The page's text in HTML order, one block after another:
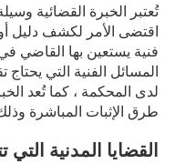
تُعتبر الخبرة القضائية
اقتضى الأمر لكشف دليل أو
فنية يستعين بها القاضي
المسائل الفنية التي يحتاج
لدى المحكمة ، كما تُعد
طرق الإثبات المباشرة وذلك
القضايا المدنية